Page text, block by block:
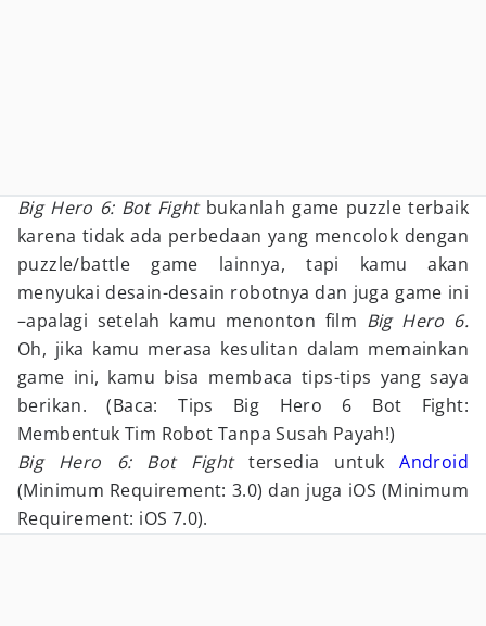
Big Hero 6: Bot Fightbukanlah game puzzle terbaik
karena tidak ada perbedaan yang mencolok dengan
puzzle/battle game lainnya, tapi kamu akan
menyukai desain-desain robotnya dan juga game ini
–apalagi setelah kamu menonton film Big Hero 6.
Oh, jika kamu merasa kesulitan dalam memainkan
game ini, kamu bisa membaca tips-tips yang saya
berikan. (Baca: Tips Big Hero 6 Bot Fight:
Membentuk Tim Robot Tanpa Susah Payah!)
Big Hero 6: Bot Fighttersedia untukAndroid
(Minimum Requirement: 3.0) dan juga iOS (Minimum
Requirement: iOS 7.0).